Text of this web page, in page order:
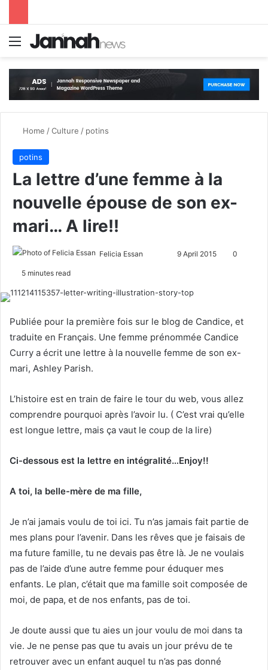
Menu
Home /Culture / potins
potins
La lettre d’une femme à la
nouvelle épouse de son ex-
mari… A lire!!
Felicia Essan
l
w
o
n
d
n
e
m
l
9 April 2015 0
5 minutes read
Publiée pour la première fois sur le blog de Candice, et
traduite en Français. Une femme prénommée Candice
Curry a écrit une lettre à la nouvelle femme de son ex-
mari, Ashley Parish.
L’histoire est en train de faire le tour du web, vous allez
comprendre pourquoi après l’avoir lu. ( C’est vrai qu’elle
est longue lettre, mais ça vaut le coup de la lire)
Ci-dessous est la lettre en intégralité…Enjoy!!
A toi, la belle-mère de ma fille,
Je n’ai jamais voulu de toi ici. Tu n’as jamais fait partie de
mes plans pour l’avenir. Dans les rêves que je faisais de
ma future famille, tu ne devais pas être là. Je ne voulais
pas de l’aide d’une autre femme pour éduquer mes
enfants. Le plan, c’était que ma famille soit composée de
moi, de papa, et de nos enfants, pas de toi.
Je doute aussi que tu aies un jour voulu de moi dans ta
vie. Je ne pense pas que tu avais un jour prévu de te
retrouver avec un enfant auquel tu n’as pas donné